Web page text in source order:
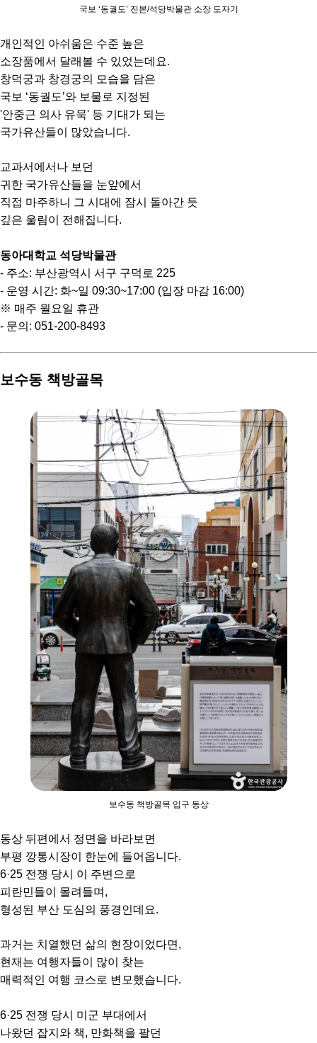
국보 ‘동궐도’ 진본/석당박물관 소장 도자기
개인적인 아쉬움은 수준 높은
소장품에서 달래볼 수 있었는데요.
창덕궁과 창경궁의 모습을 담은
국보 ‘동궐도’와 보물로 지정된
'안중근 의사 유묵' 등 기대가 되는
국가유산들이 많았습니다.
교과서에서나 보던
귀한 국가유산들을 눈앞에서
직접 마주하니 그 시대에 잠시 돌아간 듯
깊은 울림이 전해집니다.
동아대학교 석당박물관
- 주소: 부산광역시 서구 구덕로 225
- 운영 시간: 화~일 09:30~17:00 (입장 마감 16:00)
※ 매주 월요일 휴관
- 문의: 051-200-8493
보수동 책방골목
보수동 책방골목 입구 동상
동상 뒤편에서 정면을 바라보면
부평 깡통시장이 한눈에 들어옵니다.
6·25 전쟁 당시 이 주변으로
피란민들이 몰려들며,
형성된 부산 도심의 풍경인데요.
과거는 치열했던 삶의 현장이었다면,
현재는 여행자들이 많이 찾는
매력적인 여행 코스로 변모했습니다.
6·25 전쟁 당시 미군 부대에서
나왔던 잡지와 책, 만화책을 팔던